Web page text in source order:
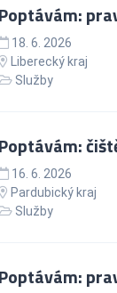
Poptávám:
18. 6. 2026
Liberecký kraj
Služby
Poptávám:
16. 6. 2026
Pardubický kraj
Služby
Poptávám: